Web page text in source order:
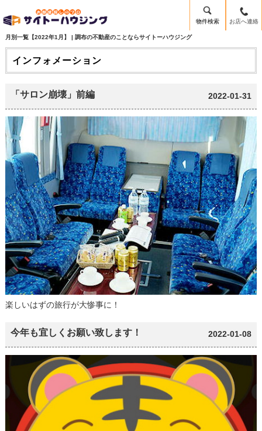
物件検索 お店へ連絡
月別一覧【2022年1月】 | 調布の不動産のことならサイトーハウジング
インフォメーション
「サロン崩壊」前編 2022-01-31
楽しいはずの旅行が大惨事に！
今年も宜しくお願い致します！ 2022-01-08